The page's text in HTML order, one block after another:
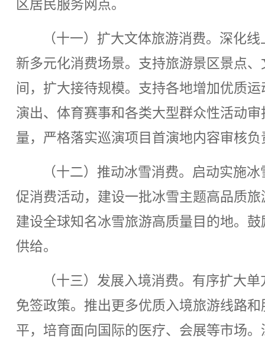
区居民服务网点。
（十一）扩大文体旅游消费。深化
新多元化消费场景。支持旅游景区景点
间，扩大接待规模。支持各地增加优质
演出、体育赛事和各类大型群众性活动
量，严格落实巡演项目首演地内容审核
（十二）推动冰雪消费。启动实施
促消费活动，建设一批冰雪主题高品质
建设全球知名冰雪旅游高质量目的地。
供给。
（十三）发展入境消费。有序扩大
免签政策。推出更多优质入境旅游线路
平，培育面向国际的医疗、会展等市场